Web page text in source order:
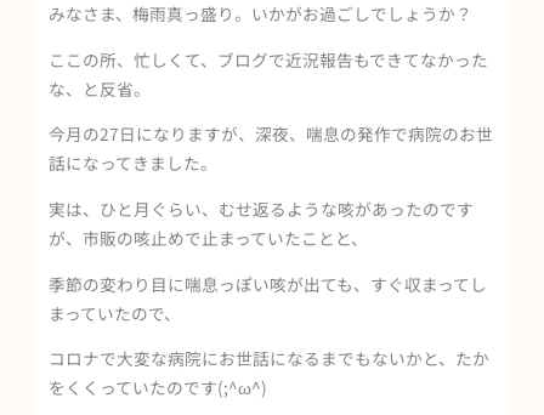
みなさま、梅雨真っ盛り。いかがお過ごしでしょうか？
ここの所、忙しくて、ブログで近況報告もできてなかった
な、と反省。
今月の27日になりますが、深夜、喘息の発作で病院のお世
話になってきました。
実は、ひと月ぐらい、むせ返るような咳があったのです
が、市販の咳止めで止まっていたことと、
季節の変わり目に喘息っぽい咳が出ても、すぐ収まってし
まっていたので、
コロナで大変な病院にお世話になるまでもないかと、たか
をくくっていたのです(;^ω^)